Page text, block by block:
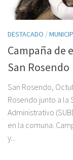
DESTACADO /
Campaña de
San Rosendo
San Rosendo,
Rosendo junto a la
Administrativo
en la comuna.
y...